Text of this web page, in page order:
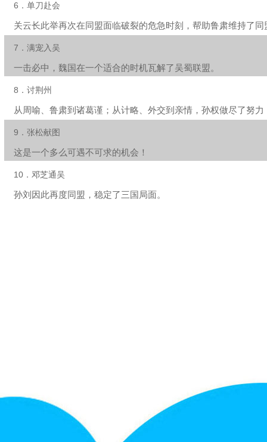
6．单刀赴会
关云长此举再次在同盟面临破裂的危急时刻，帮助鲁肃维持了
7．满宠入吴
一击必中，魏国在一个适合的时机瓦解了吴蜀联盟。
8．讨荆州
从周喻、鲁肃到诸葛谨；从计略、外交到亲情，孙权做尽了努
9．张松献图
这是一个多么可遇不可求的机会！
10．邓芝通吴
孙刘因此再度同盟，稳定了三国局面。